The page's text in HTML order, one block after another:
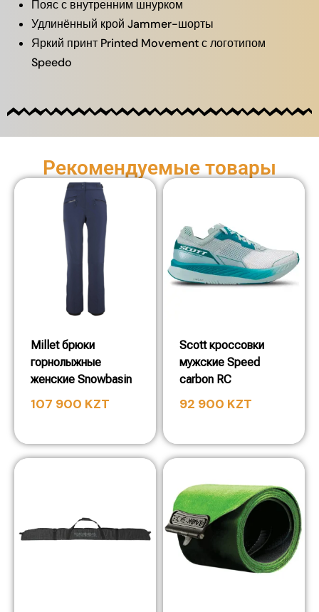
Пояс с внутренним шнурком
Удлинённый крой Jammer-шорты
Яркий принт Printed Movement с логотипом
Speedo
Рекомендуемые товары
Millet брюки
горнолыжные
женские Snowbasin
107 900 KZT
Scott кроссовки
мужские Speed
carbon RC
92 900 KZT